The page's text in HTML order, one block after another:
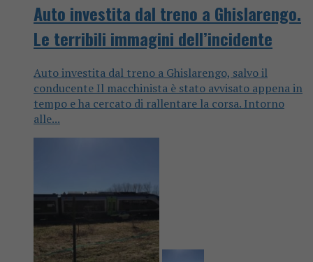
Auto investita dal treno a Ghislarengo.
Le terribili immagini dell’incidente
Auto investita dal treno a Ghislarengo, salvo il
conducente Il macchinista è stato avvisato appena in
tempo e ha cercato di rallentare la corsa. Intorno
alle...